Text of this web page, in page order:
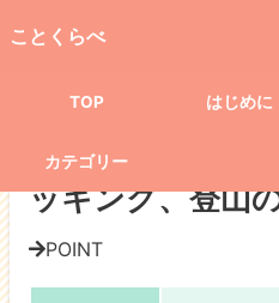
ことくらべ
TOP はじめに
カテゴリー
ピクニック、ハイキング、トレ
趣味・娯楽
ピクニック、ハ
ッキング、登山
POINT